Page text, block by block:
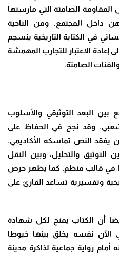
الصامتة التي مارستها
داخل المجتمع. ومن الناحية
في الكتابة التاريخية ينسجم
إعادة الاعتبار للتجارب المهمشة
الصامتة.
بين البعد التوثيقي والأسلوب
وقد نجح في الحفاظ على
النص تماسكه الأكاديمي.
التوثيق والتحليل، وبين النقل
في قالب منظم. كما يظهر حرص
وتفسيرية تساعد القارئ على
أن الكتاب يمنح لكل شهادة
الآن نفسه يخلق بينها خيوطا
رواية جماعية لذاكرة مدينة